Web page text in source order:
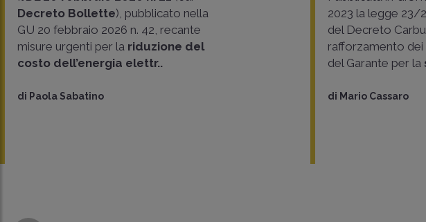
Decreto Bollette), pubblicato nella
GU 20 febbraio 2026 n. 42, recante
misure urgenti per la riduzione del
costo dell’energia elettr..
di Paola Sabatino
2023 la legge 23/
del Decreto
rafforzamento
del Garante per la
di Mario Cassaro